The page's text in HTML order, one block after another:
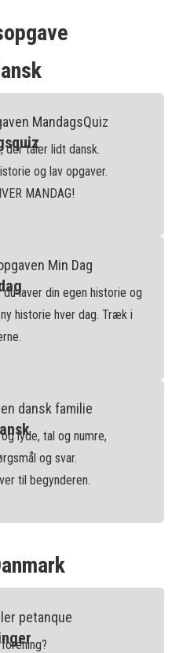
der taler lidt dansk.
og lav opgaver.
MANDAG!
laver din egen historie og
historie hver dag. Træk i
lyde, tal og numre,
og svar.
til begynderen.